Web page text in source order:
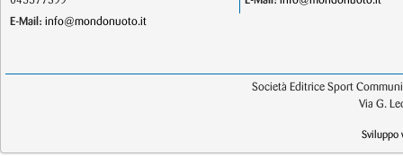
E-Mail: info@mondonuoto.it
Società Editrice Sport
Via G.
Sviluppo